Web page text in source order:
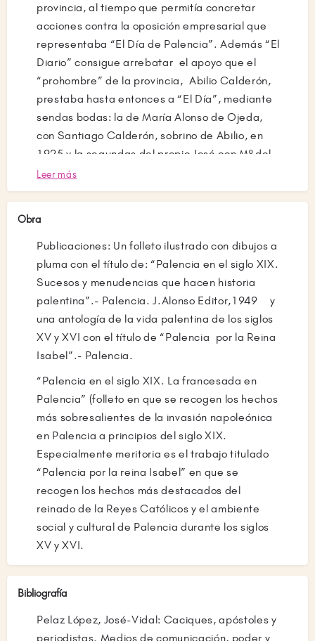
provincia, al tiempo que permitía concretar
acciones contra la oposición empresarial que
representaba “El Día de Palencia”. Además “El
Diario” consigue arrebatar el apoyo que el
“prohombre” de la provincia, Abilio Calderón,
prestaba hasta entonces a “El Día”, mediante
sendas bodas: la de María Alonso de Ojeda,
con Santiago Calderón, sobrino de Abilio, en
1925 y la segundas del propio José con Mº del
Carmen Almodóvar Calderón, en 1935.
tradición con la modernidad lo que transformó
periodismo. Esto no pudo realizarlo “El Día”
que, con su conservadurismo y religiosidad, no
podía menos de cargar las tintas contra las
quemas de conventos que se estaban
produciendo. El conflicto bélico en que culminó
aquella violencia ciudadana permanente,
supuso la unión de dichos periódicos en el año
1941, como “El Diario Palentino-El Día de
Palencia”, lo que supuso para Alonso de Ojeda
el comienzo de una nueva etapa con total
dedicación al periodismo y a sus aficiones de
historiador. Las preocupaciones empresariales,
le llevaron a aceptar el cargo de Presidente de
la Cámara de Comercio e Industria de Palencia
desde el 1962 al 1969.
Leer más
Obra
Publicaciones: Un folleto ilustrado con dibujos a
pluma con el título de: “Palencia en el siglo XIX.
Sucesos y menudencias que hacen historia
palentina”.- Palencia. J.Alonso Editor,1949 y
una antología de la vida palentina de los siglos
XV y XVI con el título de “Palencia por la Reina
Isabel”.- Palencia.
“Palencia en el siglo XIX. La francesada en
Palencia” (folleto en que se recogen los hechos
más sobresalientes de la invasión napoleónica
en Palencia a principios del siglo XIX.
Especialmente meritoria es el trabajo titulado
“Palencia por la reina Isabel” en que se
recogen los hechos más destacados del
reinado de la Reyes Católicos y el ambiente
social y cultural de Palencia durante los siglos
XV y XVI.
Bibliografía
Pelaz López, José-Vidal: Caciques, apóstoles y
periodistas. Medios de comunicación, poder y